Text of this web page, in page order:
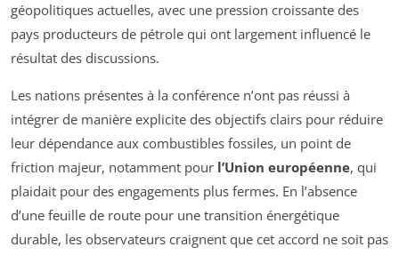
géopolitiques actuelles, avec une pression croissante des
pays producteurs de pétrole qui ont largement influencé le
résultat des discussions.
Les nations présentes à la conférence n’ont pas réussi à
intégrer de manière explicite des objectifs clairs pour réduire
leur dépendance aux combustibles fossiles, un point de
friction majeur, notamment pour l’Union européenne, qui
plaidait pour des engagements plus fermes. En l’absence
d’une feuille de route pour une transition énergétique
durable, les observateurs craignent que cet accord ne soit pas